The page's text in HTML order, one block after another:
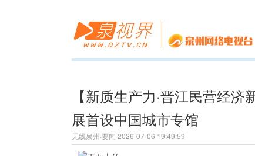
【新质生产力·晋江民营经
展首设中国城市专馆
无线泉州·要闻 2026-07-06 19:49:59